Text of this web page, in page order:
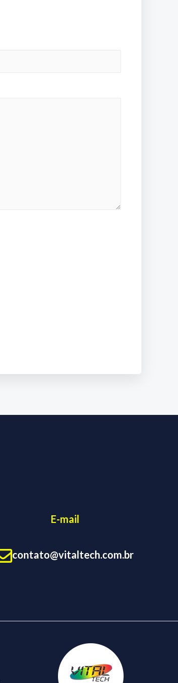
E-mail
contato@vitaltech.com.br